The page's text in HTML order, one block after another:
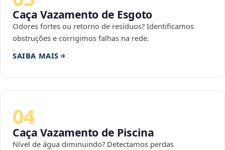
Caça Vazamento de Esgoto
Odores fortes ou retorno de resíduos? Identificamos
obstruções e corrigimos falhas na rede.
SAIBA MAIS
04
Caça Vazamento de Piscina
Nível de água diminuindo? Detectamos perdas